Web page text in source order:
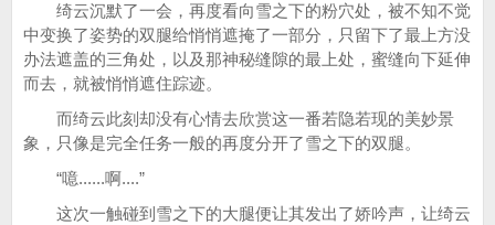
绮云沉默了一会，再度看向雪之下的粉穴处，被不知不觉
中变换了姿势的双腿给悄悄遮掩了一部分，只留下了最上方没
办法遮盖的三角处，以及那神秘缝隙的最上处，蜜缝向下延伸
而去，就被悄悄遮住踪迹。
而绮云此刻却没有心情去欣赏这一番若隐若现的美妙景
象，只像是完全任务一般的再度分开了雪之下的双腿。
“噫......啊....”
这次一触碰到雪之下的大腿便让其发出了娇吟声，让绮云